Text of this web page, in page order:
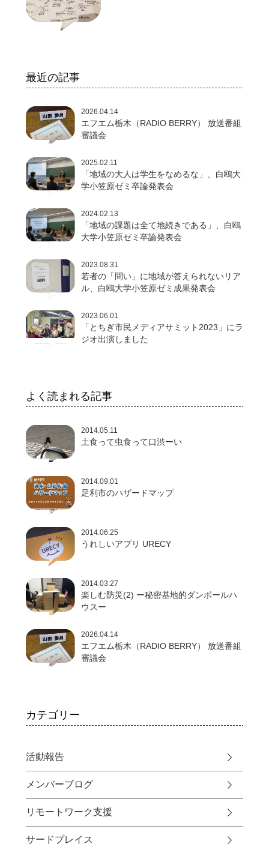
最近の記事
2026.04.14
エフエム栃木（RADIO BERRY） 放送番組
審議会
2025.02.11
「地域の大人は学生をなめるな」、白鴎大
学小笠原ゼミ卒論発表会
2024.02.13
「地域の課題は全て地続きである」、白鴎
大学小笠原ゼミ卒論発表会
2023.08.31
若者の「問い」に地域が答えられないリア
ル、白鴎大学小笠原ゼミ成果発表会
2023.06.01
「とちぎ市民メディアサミット2023」にラ
ジオ出演しました
よく読まれる記事
2014.05.11
土食って虫食って口渋ーい
2014.09.01
足利市のハザードマップ
2014.06.25
うれしいアプリ URECY
2014.03.27
楽しむ防災(2) ー秘密基地的ダンボールハ
ウスー
2026.04.14
エフエム栃木（RADIO BERRY） 放送番組
審議会
カテゴリー
活動報告
メンバーブログ
リモートワーク支援
サードプレイス